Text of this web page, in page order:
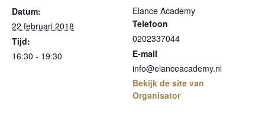
Datum:
22 februari 2018
Tijd:
16:30 - 19:30
Elance Academy
Telefoon
0202337044
E-mail
info@elanceacademy.nl
Bekijk de site van
Organisator